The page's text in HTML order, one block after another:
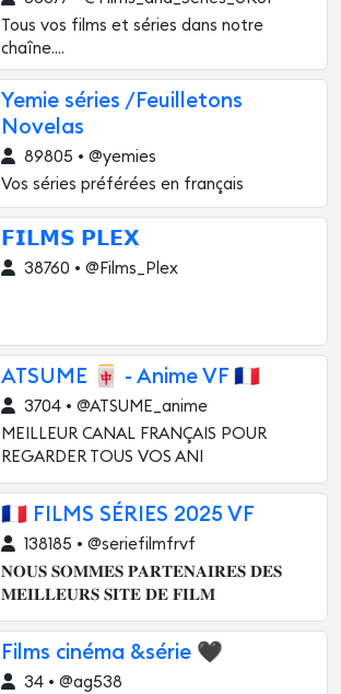
Tous vos films et séries dans notre
chaîne....
Yemie séries /Feuilletons
Novelas
89805 • @yemies
Vos séries préférées en français
𝗙𝗜𝗟𝗠𝗦 𝗣𝗟𝗘𝗫
38760 • @Films_Plex
ATSUME 🀄️ - Anime VF 🇫🇷
3704 • @ATSUME_anime
MEILLEUR CANAL FRANÇAIS POUR
REGARDER TOUS VOS ANI
🇫🇷 FILMS SÉRIES 2025 VF
138185 • @seriefilmfrvf
𝐍𝐎𝐔𝐒 𝐒𝐎𝐌𝐌𝐄𝐒 𝐏𝐀𝐑𝐓𝐄𝐍𝐀𝐈𝐑𝐄𝐒 𝐃𝐄𝐒
𝐌𝐄𝐈𝐋𝐋𝐄𝐔𝐑𝐒 𝐒𝐈𝐓𝐄 𝐃𝐄 𝐅𝐈𝐋𝐌
Films cinéma &série 🖤
34 • @ag538